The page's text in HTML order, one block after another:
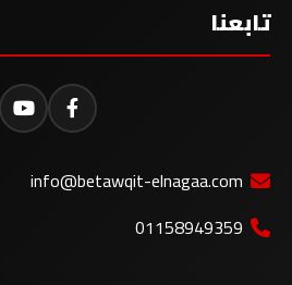
تابعنا
info@betawqit-elnagaa.com
01158949359